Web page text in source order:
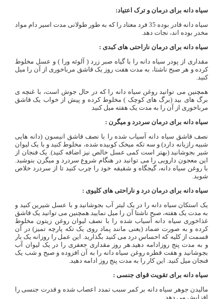
سیاه دانه برای درمان و ترک اعتیاد:
سیاه دانه قادر بوده 35 فرد معتاد را که به طور طولانی مدت اسیر دام مواد
مخدر بوده اند، نجات دهد.
سیاه دانه برای درمان ناراحتی های کبدی :
مقداری از پودر سیاه دانه را با گیاه صبر زرد ( آلوئه ورا ) و عسل مخلوط
کرده و هر صبح ناشتا، به مدت هفت روز یک قاشق مرباخوری از آن را میل
کنید.
همچنین می توانید روغن سیاه دانه را که در حال جوش است، با غنچه ی
برگ های بید (برگ های کوچک ) مخلوط کرده و پیش از خواب یک قاشق
مرباخوری از آن را به مدت یک هفته میل کنید
سیاه دانه برای درمان سردرد و میگرن :
نصف قاشق سیاه دانه آسیاب شده را با نصف قاشق انیسون (دانه هایی
شبیه رازیانه دارد) و سه تکه میخک کوبیده شده، مخلوط کنید و با یک لیوان
شیر بجوشانید (بهتر است کمی عسل خالص نیز اضافه کنید). یک فنجان از
این معجون دارویی را می توانید در هنگام شروع سردرد و میگرن بنوشید.
با روغن سیاه دانه، گیجگاه و شقیقه خود را چرب کنید تا از سردرد خلاص
شوید.
سیاه دانه برای درمان درد و ناراحتی های کلیوی :
یک استکان سیاه دانه را در یک لیتر آب بجوشانید و با عسل شیرین کنید و
به مدت یک هفته، صبح ناشتا آن را میل نمایید.همچنین می توانید یک قاشق
غذاخوری سیاه دانه آسیاب شده را با نصف لیوان روغن زیتون مخلوط
کرده و به صورت ضماد (یعنی مانند پماد روی یک تکه پارچه تمیز) در آن
قسمت از کلیه که احساس درد می کنید بگذارید. این عمل را روزانه یک بار
و به مدت پنج روزادامه دهید.هر روز مقداری جعفری را در یک لیوان آب
بجوشانید و هفت قطره روغن سیاه دانه را به آن افزوده و صبح و شب یک
فنجان میل کنید. این کار را به مدت پنج روز ادامه دهید.
سیاه دانه برای تقویت قوای جنسی :
مالیدن جوهر سیاه دانه بر کمر سبب تمدد اعصاب شده و قدرت جنسی را
افزایش می دهد.